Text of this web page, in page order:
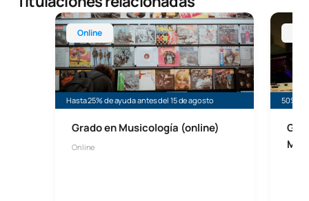
Online
Hasta 25% de ayuda antes del 15 de agosto
Grado en Musicología (online)
Online
Grado en Musicología (Online)
50% de
Grado